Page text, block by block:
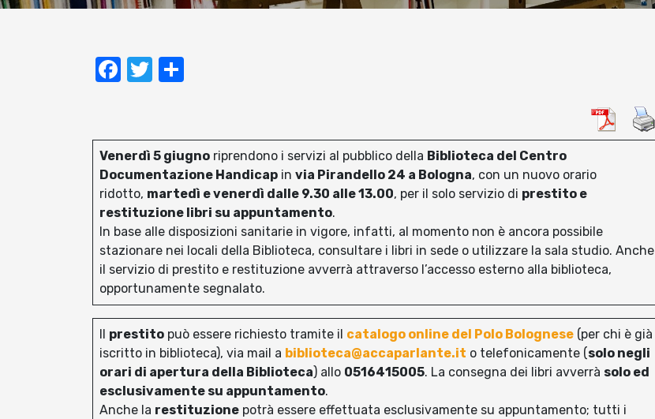
Facebook
Twitter
Venerdì 5 giugno riprendono i servizi al pubblico della Biblioteca del Centro
Documentazione Handicap in via Pirandello 24 a Bologna, con un nuovo orario
ridotto, martedì e venerdì dalle 9.30 alle 13.00, per il solo servizio di prestito e
restituzione libri su appuntamento.
In base alle disposizioni sanitarie in vigore, infatti, al momento non è ancora possibile
stazionare nei locali della Biblioteca, consultare i libri in sede o utilizzare la sala studio. Anche
il servizio di prestito e restituzione avverrà attraverso l’accesso esterno alla biblioteca,
opportunamente segnalato.
prestito può essere richiesto tramite il catalogo online del Polo Bolognese (per chi è già
iscritto in biblioteca), via mail a biblioteca@accaparlante.it o telefonicamente (solo negli
orari di apertura della Biblioteca) allo 0516415005. La consegna dei libri avverrà solo ed
esclusivamente su appuntamento.
Anche la restituzione potrà essere effettuata esclusivamente su appuntamento; tutti i